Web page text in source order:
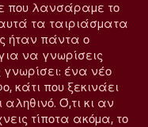
που λανσάραμε το
τα ταιριάσματα
ήταν πάντα ο
να γνωρίσεις
ένα νέο
κάτι που ξεκινάει
Ό,τι κι αν
τίποτα ακόμα, το